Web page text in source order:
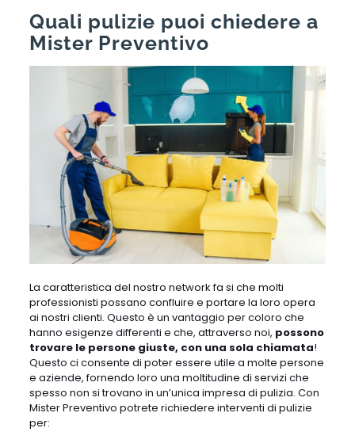
Quali pulizie puoi chiedere a
Mister Preventivo
La caratteristica del nostro network fa si che molti
professionisti possano confluire e portare la loro opera
ai nostri clienti. Questo è un vantaggio per coloro che
hanno esigenze differenti e che, attraverso noi, possono
trovare le persone giuste, con una sola chiamata!
Questo ci consente di poter essere utile a molte persone
e aziende, fornendo loro una moltitudine di servizi che
spesso non si trovano in un’unica impresa di pulizia. Con
Mister Preventivo potrete richiedere interventi di pulizie
per: